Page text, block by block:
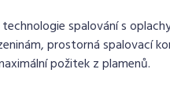
technologie spalování s
prostorná spalovací
požitek z plamenů.